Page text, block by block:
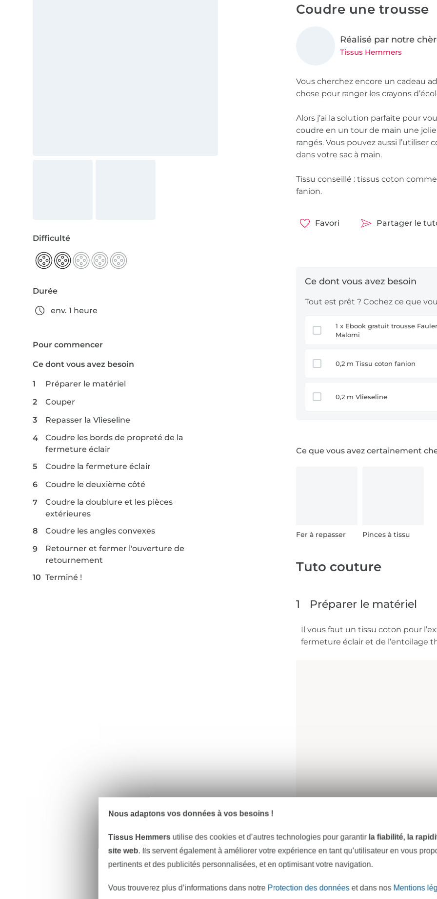
Difficulté
Durée
env. 1 heure
Pour commencer
Ce dont vous avez besoin
Préparer le matériel
Couper
Repasser la Vlieseline
Coudre les bords de propreté de la
fermeture éclair
Coudre la fermeture éclair
Coudre le deuxième côté
Coudre la doublure et les pièces
extérieures
Coudre les angles convexes
Retourner et fermer l'ouverture de
retournement
Terminé !
Coudre une trousse
Réalisé par notre
Tissus Hemmers
Vous cherchez encore un cadeau
chose pour ranger les crayons
Alors j’ai la solution parfaite pour
coudre en un tour de main une
rangés. Vous pouvez aussi
dans votre sac à main.
Tissu conseillé : tissus coton
fanion.
Favori Partager le
Tout est prêt ? Cochez ce que
1 x Ebook gratuit trousse Faulenzer
Malomi
0,2 m Tissu coton fanion
0,2 m Vlieseline
Ce que vous avez certainement
Fer à repasser Pinces à tissu
Tuto couture
1 Préparer le matériel
Il vous faut un tissu coton pour
fermeture éclair et de l’entoilage
Nous adaptons vos données à vos besoins !
Tissus Hemmers utilise des cookies et d’autres technologies pour garantir la fiabilité, la
site web. Ils servent également à améliorer votre expérience en tant qu’utilisateur en vous
pertinents et des publicités personnalisées, et en optimisant votre navigation.
Vous trouverez plus d’informations dans notre Protection des donnéeset dans nos Mentions